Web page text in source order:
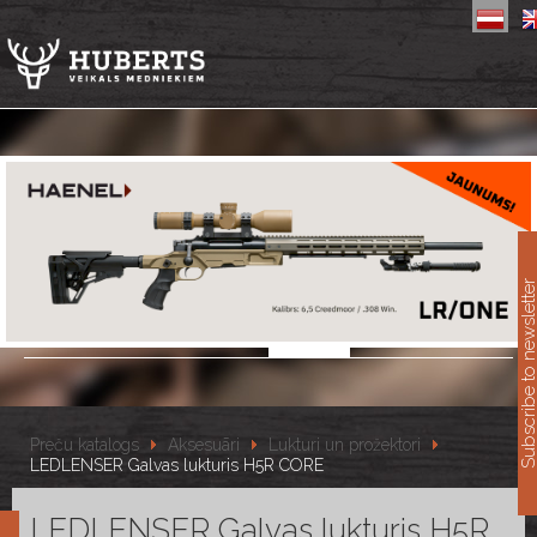
Preču katalogs Aksesuāri
Lukturi un prožektori
LEDLENSER Galvas lukturis H5R CORE
LEDLENSER Galvas lukturis H5R
Subscribe